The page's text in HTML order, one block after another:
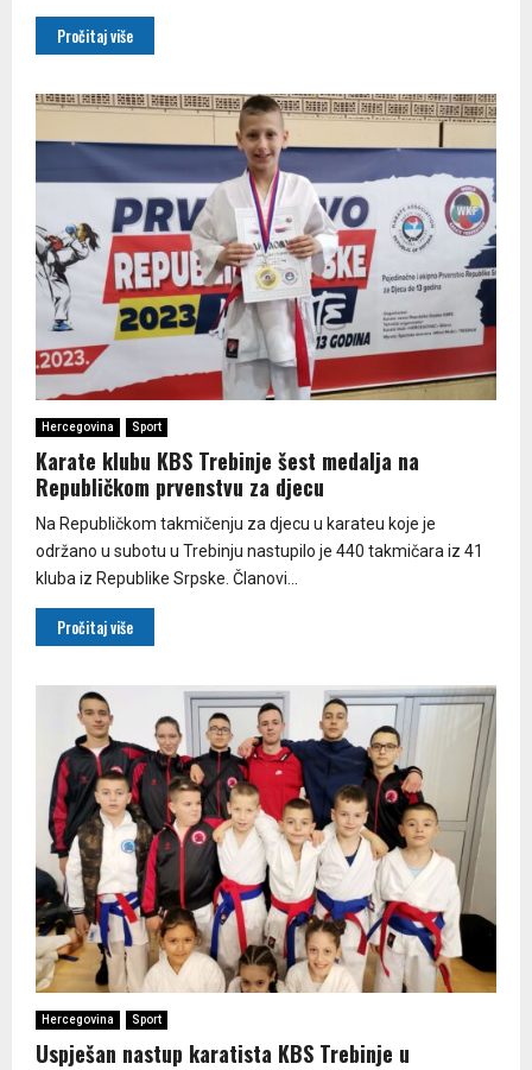
Pročitaj više
Hercegovina Sport
Karate klubu KBS Trebinje šest medalja na
Republičkom prvenstvu za djecu
Na Republičkom takmičenju za djecu u karateu koje je
održano u subotu u Trebinju nastupilo je 440 takmičara iz 41
kluba iz Republike Srpske. Članovi...
Pročitaj više
Hercegovina Sport
Uspješan nastup karatista KBS Trebinje u